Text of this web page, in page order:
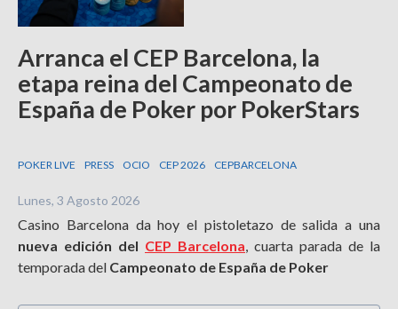
Arranca el CEP Barcelona, la
etapa reina del Campeonato de
España de Poker por PokerStars
POKER LIVE PRESS OCIO CEP 2026 CEPBARCELONA
Lunes, 3 Agosto 2026
Casino Barcelona da hoy el pistoletazo de salida a una
nueva edición del CEP Barcelona , cuarta parada de la
temporada del Campeonato de España de Poker